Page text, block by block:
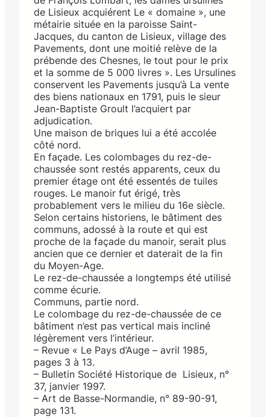
de Lisieux acquiérent Le « domaine », une
métairie située en la paroisse Saint-
Jacques, du canton de Lisieux, village des
Pavements, dont une moitié relève de la
prébende des Chesnes, le tout pour le prix
et la somme de 5 000 livres ». Les Ursulines
conservent les Pavements jusqu’à La vente
des biens nationaux en 1791, puis le sieur
Jean-Baptiste Groult l’acquiert par
adjudication.
Une maison de briques lui a été accolée
côté nord.
En façade. Les colombages du rez-de-
chaussée sont restés apparents, ceux du
premier étage ont été essentés de tuiles
rouges. Le manoir fut érigé, très
probablement vers le milieu du 16e siècle.
Selon certains historiens, le bâtiment des
communs, adossé à la route et qui est
proche de la façade du manoir, serait plus
ancien que ce dernier et daterait de la fin
du Moyen-Age.
Le rez-de-chaussée a longtemps été utilisé
comme écurie.
Communs, partie nord.
Le colombage du rez-de-chaussée de ce
bâtiment n’est pas vertical mais incliné
légèrement vers l’intérieur.
– Revue « Le Pays d’Auge – avril 1985,
pages 3 à 13.
– Bulletin Société Historique de Lisieux, n°
37, janvier 1997.
– Art de Basse-Normandie, n° 89-90-91,
page 131.